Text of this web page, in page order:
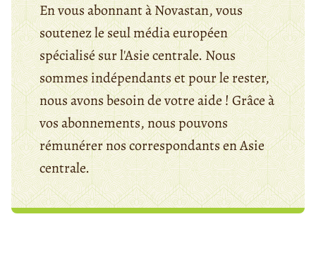
En vous abonnant à Novastan, vous
soutenez le seul média européen
spécialisé sur l'Asie centrale. Nous
sommes indépendants et pour le rester,
nous avons besoin de votre aide ! Grâce à
vos abonnements, nous pouvons
rémunérer nos correspondants en Asie
centrale.